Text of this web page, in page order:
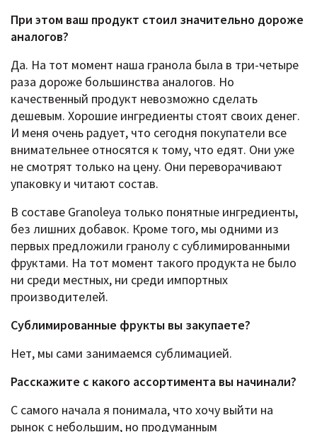
При этом ваш продукт стоил значительно дороже
аналогов?
Да. На тот момент наша гранола была в три-четыре
раза дороже большинства аналогов. Но
качественный продукт невозможно сделать
дешевым. Хорошие ингредиенты стоят своих денег.
И меня очень радует, что сегодня покупатели все
внимательнее относятся к тому, что едят. Они уже
не смотрят только на цену. Они переворачивают
упаковку и читают состав.
В составе Granoleya только понятные ингредиенты,
без лишних добавок. Кроме того, мы одними из
первых предложили гранолу с сублимированными
фруктами. На тот момент такого продукта не было
ни среди местных, ни среди импортных
производителей.
Сублимированные фрукты вы закупаете?
Нет, мы сами занимаемся сублимацией.
Расскажите c какого ассортимента вы начинали?
С самого начала я понимала, что хочу выйти на
рынок с небольшим, но продуманным